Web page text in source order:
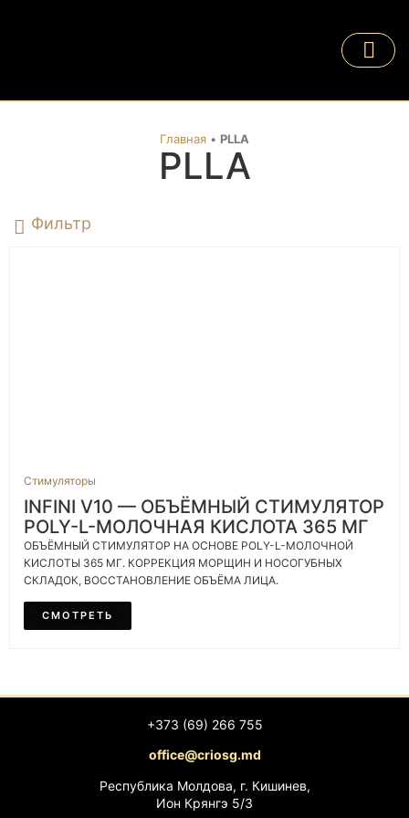
Главная • PLLA
PLLA
Фильтр
Стимуляторы
INFINI V10 — ОБЪЁМНЫЙ СТИМУЛЯТОР
POLY-L-МОЛОЧНАЯ КИСЛОТА 365 МГ
ОБЪЁМНЫЙ СТИМУЛЯТОР НА ОСНОВЕ POLY-L-МОЛОЧНОЙ
КИСЛОТЫ 365 МГ. КОРРЕКЦИЯ МОРЩИН И НОСОГУБНЫХ
СКЛАДОК, ВОССТАНОВЛЕНИЕ ОБЪЁМА ЛИЦА.
СМОТРЕТЬ
+373 (69) 266 755
office@criosg.md
Республика Молдова, г. Кишинев,
Ион Крянгэ 5/3